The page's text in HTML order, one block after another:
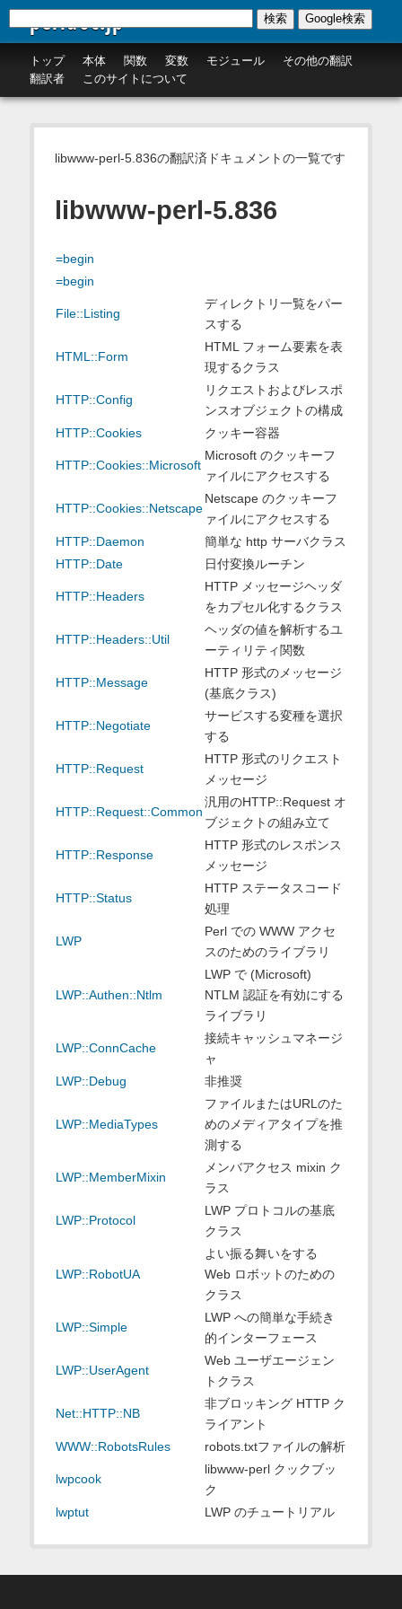
perldoc.jp
トップ 本体 関数 変数 モジュール
その他の翻訳
翻訳者
このサイトについて
検索 Google検索
libwww-perl-5.836の翻訳済ドキュメントの一覧です
libwww-perl-5.836
=begin
=begin
File::Listing
ディレクトリ一覧をパー
スする
HTML::Form
HTML フォーム要素を表
現するクラス
HTTP::Config
リクエストおよびレスポ
ンスオブジェクトの構成
HTTP::Cookies
クッキー容器
HTTP::Cookies::Microsoft
Microsoft のクッキーフ
ァイルにアクセスする
HTTP::Cookies::Netscape
Netscape のクッキーフ
ァイルにアクセスする
HTTP::Daemon
簡単な http サーバクラス
HTTP::Date
日付変換ルーチン
HTTP::Headers
HTTP メッセージヘッダ
をカプセル化するクラス
HTTP::Headers::Util
ヘッダの値を解析するユ
ーティリティ関数
HTTP::Message
HTTP 形式のメッセージ
(基底クラス)
HTTP::Negotiate
サービスする変種を選択
する
HTTP::Request
HTTP 形式のリクエスト
メッセージ
HTTP::Request::Common
汎用のHTTP::Request オ
ブジェクトの組み立て
HTTP::Response
HTTP 形式のレスポンス
メッセージ
HTTP::Status
HTTP ステータスコード
処理
LWP
Perl での WWW アクセ
スのためのライブラリ
LWP::Authen::Ntlm
LWP で (Microsoft)
NTLM 認証を有効にする
ライブラリ
LWP::ConnCache
接続キャッシュマネージ
ャ
LWP::Debug
非推奨
LWP::MediaTypes
ファイルまたはURLのた
めのメディアタイプを推
測する
LWP::MemberMixin
メンバアクセス mixin ク
ラス
LWP::Protocol
LWP プロトコルの基底
クラス
LWP::RobotUA
よい振る舞いをする
Web ロボットのための
クラス
LWP::Simple
LWP への簡単な手続き
的インターフェース
LWP::UserAgent
Web ユーザエージェン
トクラス
Net::HTTP::NB
非ブロッキング HTTP ク
ライアント
WWW::RobotsRules
robots.txtファイルの解析
lwpcook
libwww-perl クックブッ
ク
lwptut
LWP のチュートリアル